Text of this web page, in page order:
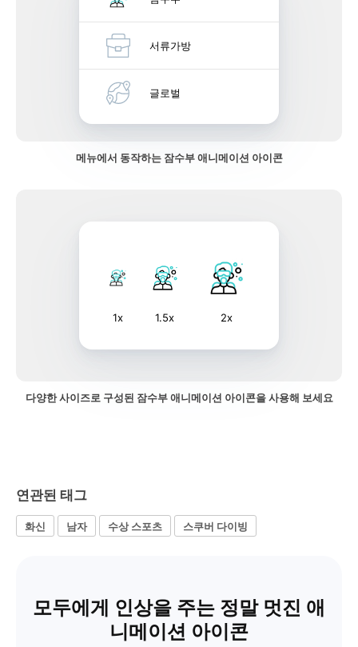
서류가방
글로벌
메뉴에서 동작하는 잠수부 애니메이션 아이콘
1x 1.5x 2x
다양한 사이즈로 구성된 잠수부 애니메이션 아이콘을 사용해 보세요
연관된 태그
화신 남자 수상 스포츠 스쿠버 다이빙
모두에게 인상을 주는 정말 멋진 애
니메이션 아이콘